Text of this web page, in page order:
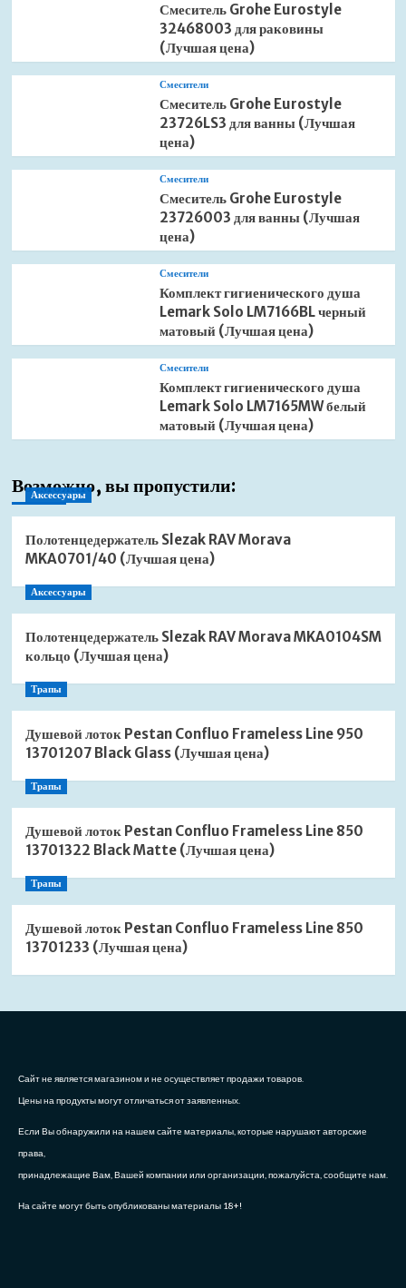
Смеситель Grohe Eurostyle
32468003 для раковины
(Лучшая цена)
Смесители
Смеситель Grohe Eurostyle
23726LS3 для ванны (Лучшая
цена)
Смесители
Смеситель Grohe Eurostyle
23726003 для ванны (Лучшая
цена)
Смесители
Комплект гигиенического душа
Lemark Solo LM7166BL черный
матовый (Лучшая цена)
Смесители
Комплект гигиенического душа
Lemark Solo LM7165MW белый
матовый (Лучшая цена)
Возможно, вы пропустили:
Аксессуары
Полотенцедержатель Slezak RAV Morava
MKA0701/40 (Лучшая цена)
Аксессуары
Полотенцедержатель Slezak RAV Morava MKA0104SM
кольцо (Лучшая цена)
Трапы
Душевой лоток Pestan Confluo Frameless Line 950
13701207 Black Glass (Лучшая цена)
Трапы
Душевой лоток Pestan Confluo Frameless Line 850
13701322 Black Matte (Лучшая цена)
Трапы
Душевой лоток Pestan Confluo Frameless Line 850
13701233 (Лучшая цена)
Сайт не является магазином и не осуществляет продажи товаров.
Цены на продукты могут отличаться от заявленных.
Если Вы обнаружили на нашем сайте материалы, которые нарушают авторские
права,
принадлежащие Вам, Вашей компании или организации, пожалуйста, сообщите нам.
На сайте могут быть опубликованы материалы 18+!